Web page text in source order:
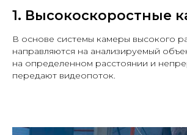
1. Высокоскоростные
В основе системы камеры высокого
направляются на анализируемый
на определенном расстоянии и
передают видеопоток.